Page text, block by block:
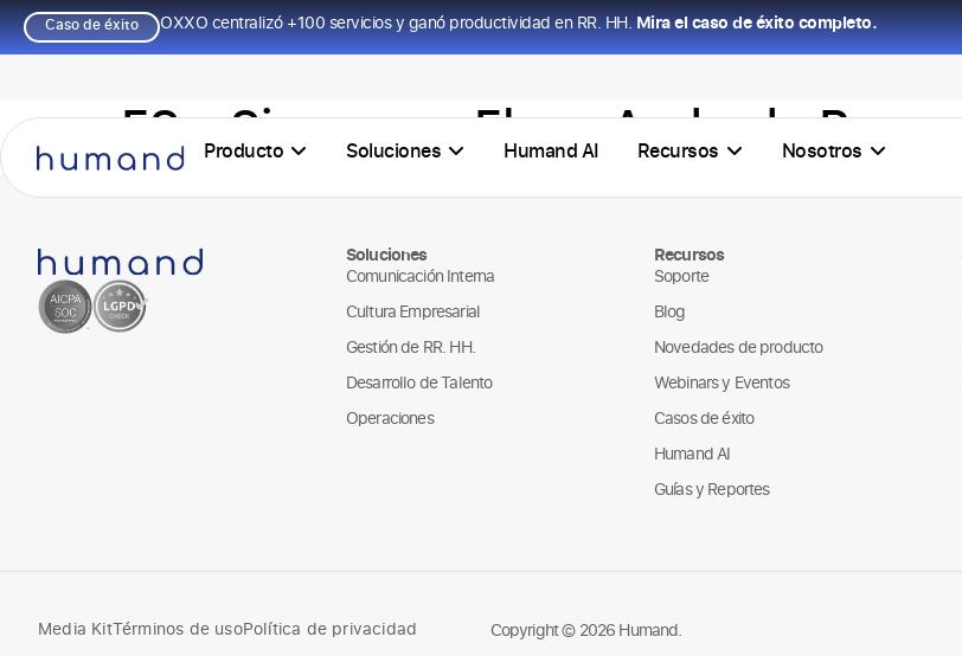
Caso de éxito OXXO centralizó +100 servicios y ganó productividad en RR. HH.Mira el caso de éxito completo.
Producto Soluciones Humand AI Recursos Nosotros
ES – Siemens – Elena Andrade Reza
Soluciones
Comunicación Interna
Cultura Empresarial
Gestión de RR. HH.
Desarrollo de Talento
Operaciones
Recursos
Soporte
Blog
Novedades de producto
Webinars y Eventos
Casos de éxito
Humand AI
Guías y Reportes
Media KitTérminos de usoPolítica de privacidad Copyright © 2026 Humand.